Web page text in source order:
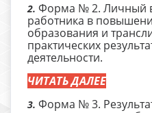
2. Форма № 2. Личный
работника в
образования и
практических
деятельности.
ЧИТАТЬ ДАЛЕЕ
3. Форма № 3.